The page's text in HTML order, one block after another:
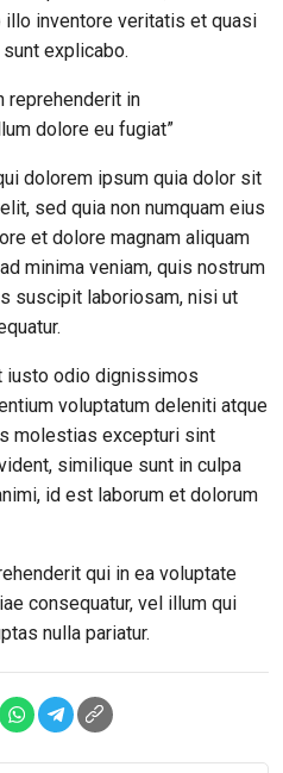
illo inventore veritatis et quasi
explicabo.
reprehenderit in
dolore eu fugiat”
dolorem ipsum quia dolor sit
sed quia non numquam eius
et dolore magnam aliquam
minima veniam, quis nostrum
suscipit laboriosam, nisi ut
iusto odio dignissimos
voluptatum deleniti atque
molestias excepturi sint
similique sunt in culpa
id est laborum et dolorum
qui in ea voluptate
consequatur, vel illum qui
nulla pariatur.